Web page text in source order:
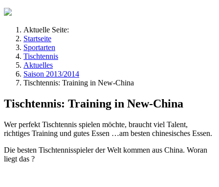
Aktuelle Seite:
Startseite
Sportarten
Tischtennis
Aktuelles
Saison 2013/2014
Tischtennis: Training in New-China
Tischtennis: Training in New-China
Wer perfekt Tischtennis spielen möchte, braucht viel Talent,
richtiges Training und gutes Essen …am besten chinesisches Essen.
Die besten Tischtennisspieler der Welt kommen aus China. Woran
liegt das ?